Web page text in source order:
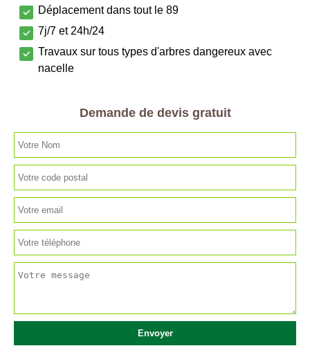
Déplacement dans tout le 89
7j/7 et 24h/24
Travaux sur tous types d'arbres dangereux avec
nacelle
Demande de devis gratuit